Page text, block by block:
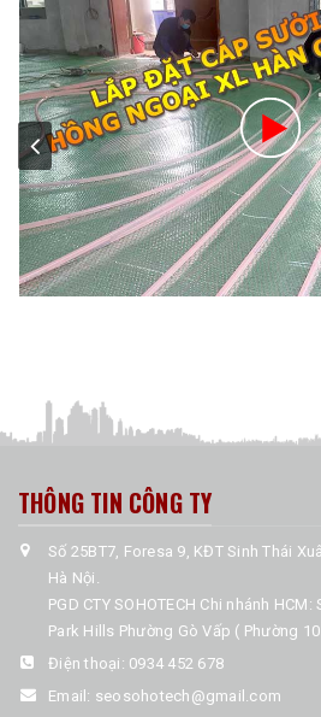
THÔNG TIN CÔNG TY
Số 25BT7, Foresa 9, KĐT Sinh Thái
Hà Nội.
PGD CTY SOHOTECH Chi nhánh
Park Hills Phường Gò Vấp ( Phường
Điện thoại: 0934 452 678
Email: seosohotech@gmail.com